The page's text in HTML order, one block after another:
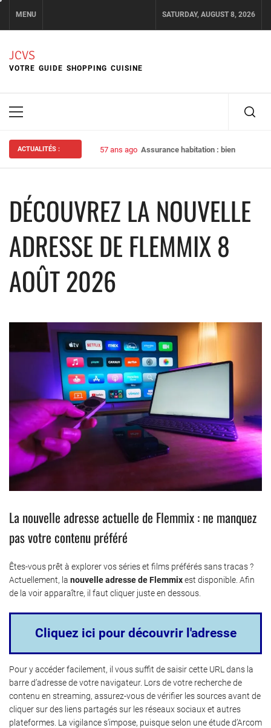
content
MENU SATURDAY, AUGUST 8, 2026
JCVS
VOTRE GUIDE SHOPPING CUISINE
Primary
ACTUALITÉS : 57 ans ago Assurance habitation : bien choisir
DÉCOUVREZ LA NOUVELLE
ADRESSE DE FLEMMIX 8
AOÛT 2026
La nouvelle adresse actuelle de Flemmix : ne manquez
pas votre contenu préféré
Êtes-vous prêt à explorer vos séries et films préférés sans tracas ?
Actuellement, la nouvelle adresse de Flemmixest disponible. Afin
de la voir apparaître, il faut cliquer juste en dessous.
Cliquez ici pour découvrir l'adresse
Pour y accéder facilement, il vous suffit de saisir cette URL dans la
barre d’adresse de votre navigateur. Lors de votre recherche de
contenu en streaming, assurez-vous de vérifier les sources avant de
cliquer sur des liens partagés sur les réseaux sociaux et autres
plateformes. La vigilance s’impose, puisque selon une étude d’Arcom